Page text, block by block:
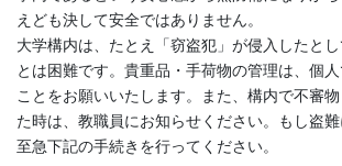
えども決して安全ではありません。
大学構内は、たとえ「窃盗犯」が侵入したと
とは困難です。貴重品・手荷物の管理は、個
ことをお願いいたします。また、構内で不審
た時は、教職員にお知らせください。もし盗難
至急下記の手続きを行ってください。